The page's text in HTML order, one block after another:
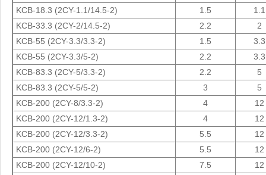
KCB-18.3 (2CY-1.1/14.5-2)
1.5
1.1
KCB-33.3 (2CY-2/14.5-2)
2.2
2
KCB-55 (2CY-3.3/3.3-2)
1.5
3.3
KCB-55 (2CY-3.3/5-2)
2.2
3.3
KCB-83.3 (2CY-5/3.3-2)
2.2
5
KCB-83.3 (2CY-5/5-2)
3
5
KCB-200 (2CY-8/3.3-2)
4
12
KCB-200 (2CY-12/1.3-2)
4
12
KCB-200 (2CY-12/3.3-2)
5.5
12
KCB-200 (2CY-12/6-2)
5.5
12
KCB-200 (2CY-12/10-2)
7.5
12